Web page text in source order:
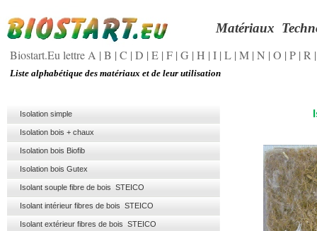
Isolation simple
Isolation bois + chaux
Isolation bois Biofib
Isolation bois Gutex
Isolant souple fibre de bois STEICO
Isolant intérieur fibres de bois STEICO
Isolant extérieur fibres de bois STEICO
Liste alphabétique des matériaux et de leur utilisation
Biostart.Eu lettre A | B | C | D | E | F | G | H | I | L | M | N | O | P | R
Matériaux